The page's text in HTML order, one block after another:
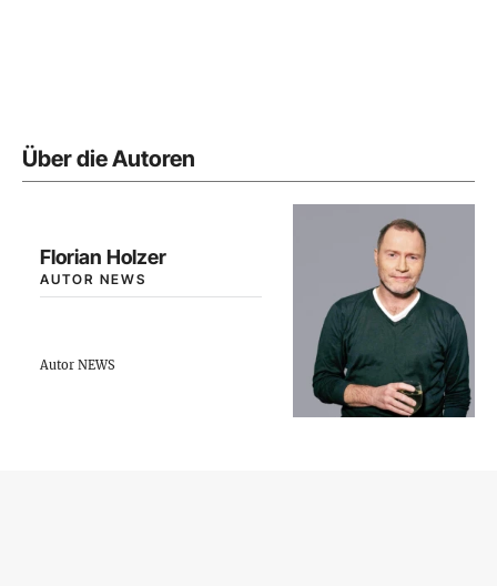
Über die Autoren
Florian Holzer
AUTOR NEWS
Autor NEWS